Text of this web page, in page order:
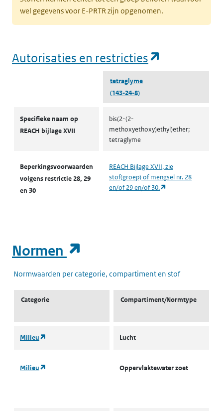
wel gegevens voor E-PRTR zijn opgenomen.
Autorisaties en restricties
tetraglyme
(143-24-8)
Specifieke naam op
REACH bijlage XVII
bis(2-(2-
methoxyethoxy)ethyl)ether;
tetraglyme
Beperkingsvoorwaarden
volgens restrictie 28, 29
en 30
REACH Bijlage XVII, zie
stof(groep) of mengsel nr. 28
en/of 29 en/of 30.
Normen
Normwaarden per categorie, compartiment en stof
Categorie Compartiment/Normtype
Milieu (opent in een nieuw tabblad)
Lucht
Milieu (opent in een nieuw tabblad)Oppervlaktewater zoet